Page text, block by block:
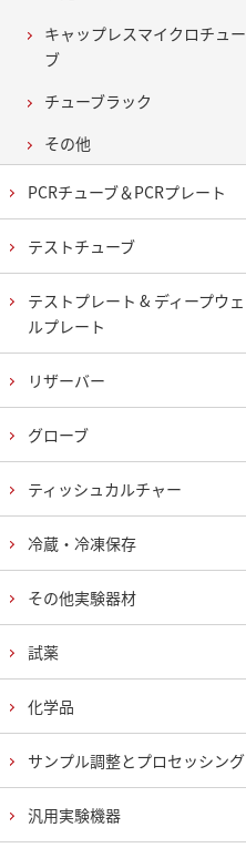
キャップレスマイクロチュー
ブ
チューブラック
その他
PCRチューブ＆PCRプレート
テストチューブ
テストプレート & ディープウェ
ルプレート
リザーバー
グローブ
ティッシュカルチャー
冷蔵・冷凍保存
その他実験器材
試薬
化学品
サンプル調整とプロセッシング
汎用実験機器